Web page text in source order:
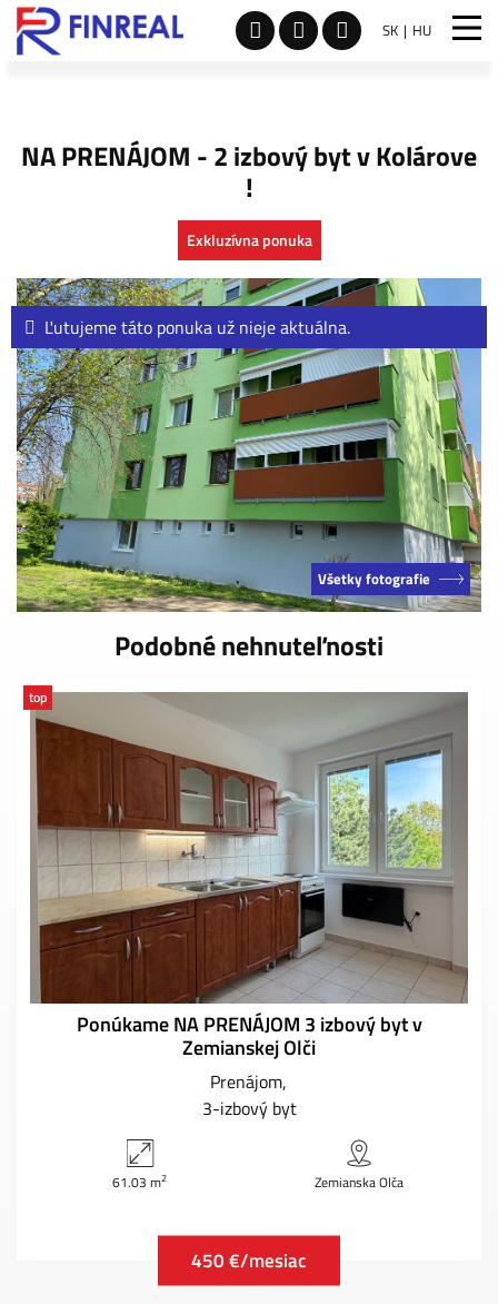
SK HU
NA PRENÁJOM - 2 izbový byt v Kolárove
!
Exkluzívna ponuka
Ľutujeme táto ponuka už nieje aktuálna.
Všetky fotografie
Podobné nehnuteľnosti
top
Ponúkame NA PRENÁJOM 3 izbový byt v
Zemianskej Olči
Prenájom
3-izbový byt
61.03 m2 Zemianska Olča
450 €/mesiac